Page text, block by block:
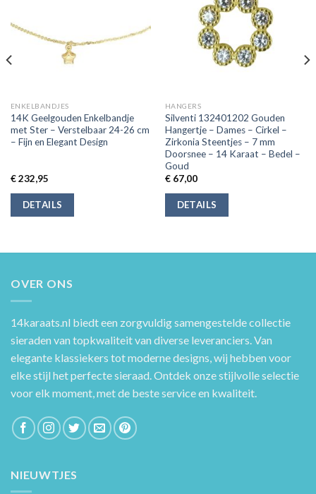
ENKELBANDJES
14K Geelgouden Enkelbandje
met Ster – Verstelbaar 24-26 cm
– Fijn en Elegant Design
€232,95
DETAILS
HANGERS
Silventi 132401202 Gouden
Hangertje – Dames – Cirkel –
Zirkonia Steentjes – 7 mm
Doorsnee – 14 Karaat – Bedel –
Goud
€67,00
DETAILS
OVER ONS
14karaats.nl biedt een zorgvuldig samengestelde collectie
sieraden van topkwaliteit van diverse leveranciers. Van
elegante klassiekers tot moderne designs, wij hebben voor
elke stijl het perfecte sieraad. Ontdek onze stijlvolle selectie
voor elk moment, met de beste service en kwaliteit.
NIEUWTJES